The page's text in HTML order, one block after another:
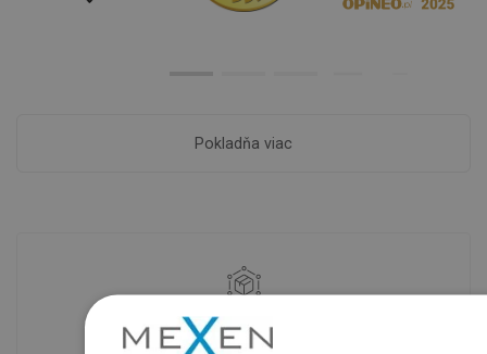
Pokladňa viac
Dostupnosť tovaru
Naše výrobky na vás čakajú v